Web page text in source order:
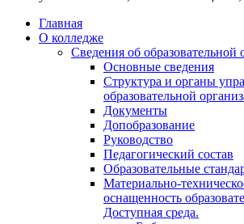
Главная
О колледже
Сведения об образовательной
Основные сведения
Структура и органы
образовательной
Документы
Допобразование
Руководство
Педагогический состав
Образовательные
Материально-
оснащенность
Доступная среда.